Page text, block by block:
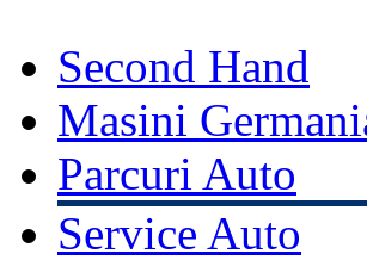
Second Hand
Masini
Parcuri Auto
Service Auto